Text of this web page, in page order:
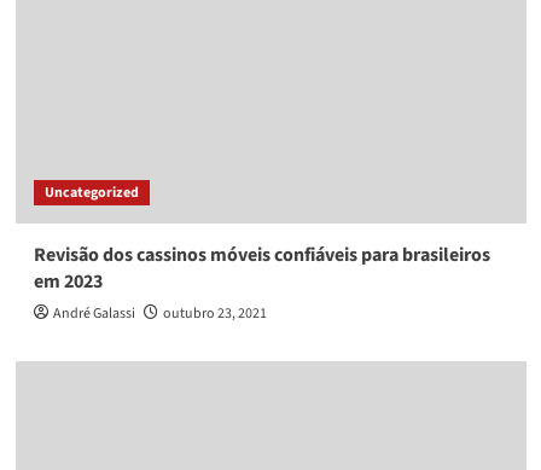
Uncategorized
Revisão dos cassinos móveis confiáveis para brasileiros
em 2023
André Galassi outubro 23, 2021